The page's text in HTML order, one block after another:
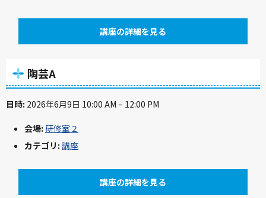
講座の詳細を見る
陶芸A
日時: 2026年6月9日 10:00 AM – 12:00 PM
会場: 研修室２
カテゴリ: 講座
講座の詳細を見る